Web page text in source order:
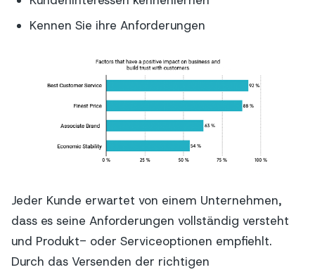
Kennen Sie ihre Anforderungen
Jeder Kunde erwartet von einem Unternehmen,
dass es seine Anforderungen vollständig versteht
und Produkt- oder Serviceoptionen empfiehlt.
Durch das Versenden der richtigen